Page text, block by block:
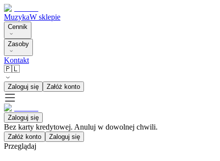
MuzykaW sklepie
Cennik
Zasoby
Kontakt
🇵🇱
Zaloguj się Załóż konto
Zaloguj się
Bez karty kredytowej. Anuluj w dowolnej chwili.
Załóż konto Zaloguj się
Przeglądaj